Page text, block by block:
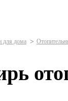
для дома